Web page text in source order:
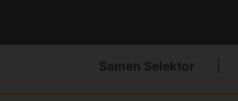
Samen Selektor